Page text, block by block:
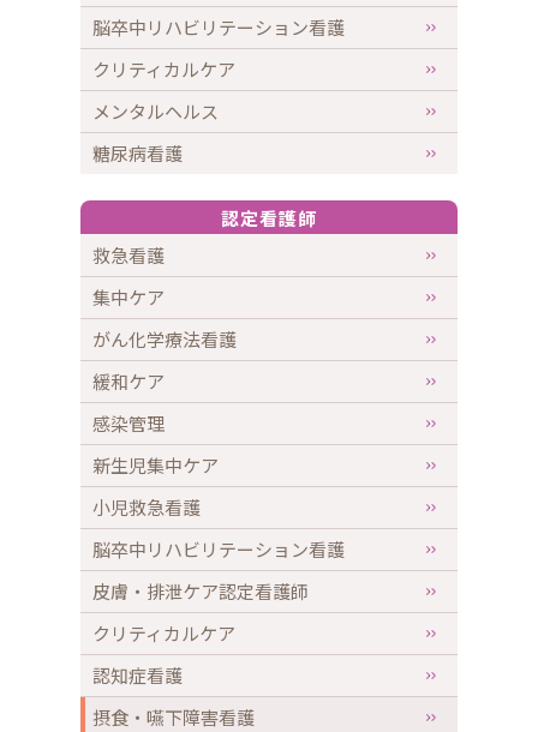
脳卒中リハビリテーション看護
クリティカルケア
メンタルヘルス
糖尿病看護
認定看護師
救急看護
集中ケア
がん化学療法看護
緩和ケア
感染管理
新生児集中ケア
小児救急看護
脳卒中リハビリテーション看護
皮膚・排泄ケア認定看護師
クリティカルケア
認知症看護
摂食・嚥下障害看護